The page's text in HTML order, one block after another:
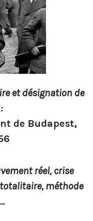
et désignation de
de Budapest,
réel, crise
méthode